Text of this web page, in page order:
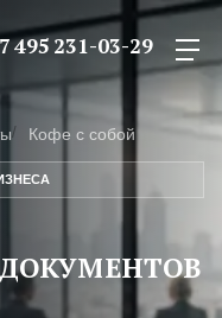
495 231-03-29
Кофе с собой